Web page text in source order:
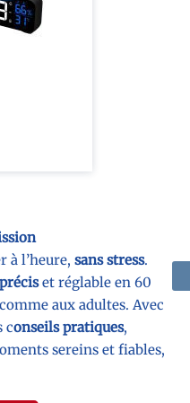
à l’heure, sans stress.
préciset réglable en 60
aux adultes. Avec
conseils pratiques,
sereins et fiables,